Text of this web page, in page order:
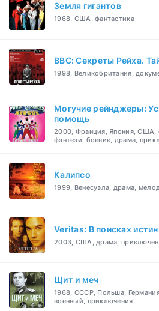
Земля гигантов
1968, США, фантастика
BBC: Секреты Рейха.
1998, Великобритания,
Могучие рейнджеры:
помощь
2000, Франция, Япония, США,
фэнтези, боевик, драма,
Калипсо
1999, Венесуэла, драма,
Veritas: В поисках
2003, США, драма,
Щит и меч
1968, СССР, Польша,
военный, приключения